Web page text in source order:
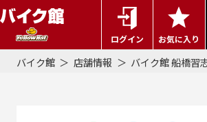
ログイン お気に入り
バイク館 店舗情報 バイク館 船橋習